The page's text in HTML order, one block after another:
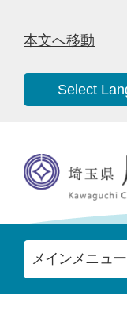
本文へ移動
Select
メインメニュー